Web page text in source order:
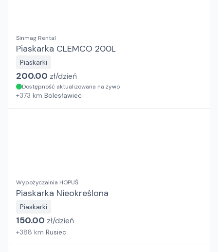
Sinmag Rental
Piaskarka CLEMCO 200L
Piaskarki
200.00 zł/dzień
Dostępność aktualizowana na żywo
+373 km Bolesławiec
Wypożyczalnia HOPUŚ
Piaskarka Nieokreślona
Piaskarki
150.00 zł/dzień
+388 km Rusiec